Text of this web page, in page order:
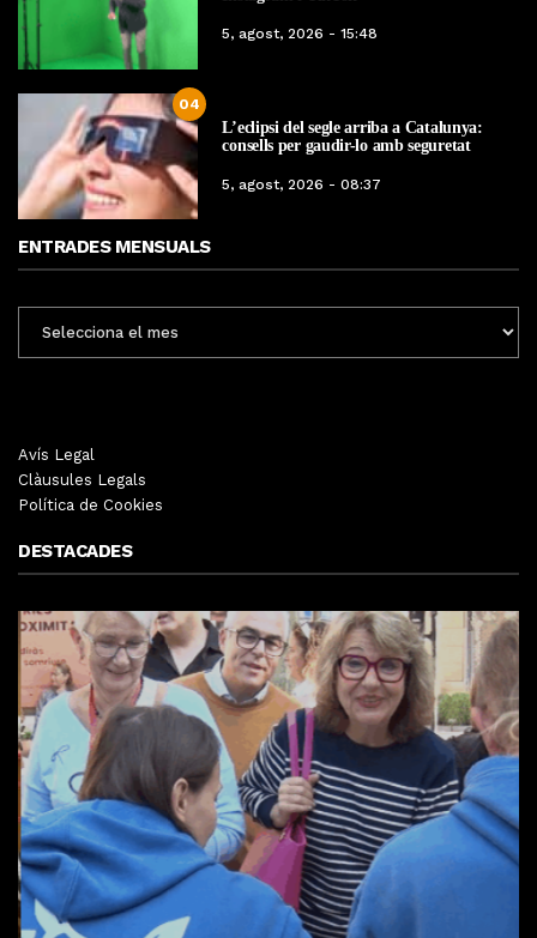
5, agost, 2026 - 15:48
04
L’eclipsi del segle arriba a Catalunya:
consells per gaudir-lo amb seguretat
5, agost, 2026 - 08:37
ENTRADES MENSUALS
MENSUALS
Avís Legal
Clàusules Legals
Política de Cookies
DESTACADES